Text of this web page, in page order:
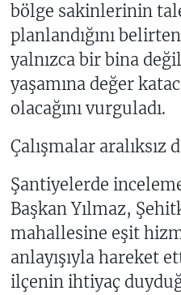
bölge sakinlerinin
planlandığını
yalnızca bir bina
yaşamına değer
olacağını vurguladı.
Çalışmalar aralıksız
Şantiyelerde
Başkan Yılmaz,
mahallesine eşit
anlayışıyla hareket
ilçenin ihtiyaç